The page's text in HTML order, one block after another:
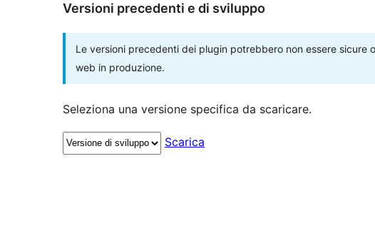
Versioni precedenti e di sviluppo
Le versioni precedenti dei plugin potrebbero non essere sicure
web in produzione.
Seleziona una versione specifica da scaricare.
Scarica